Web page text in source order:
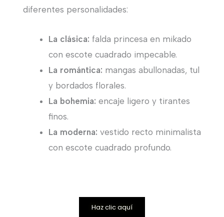
diferentes personalidades:
La clásica: falda princesa en mikado
con escote cuadrado impecable.
La romántica: mangas abullonadas, tul
y bordados florales.
La bohemia: encaje ligero y tirantes
finos.
La moderna: vestido recto minimalista
con escote cuadrado profundo.
Haz clic aquí